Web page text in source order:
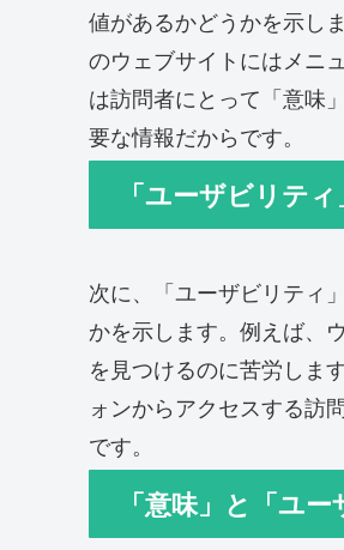
値があるかどうかを示し
のウェブサイトにはメニ
は訪問者にとって「意味
要な情報だからです。
「ユーザビリテ
次に、「ユーザビリティ
かを示します。例えば、
を見つけるのに苦労しま
ォンからアクセスする訪
です。
「意味」と「ユ